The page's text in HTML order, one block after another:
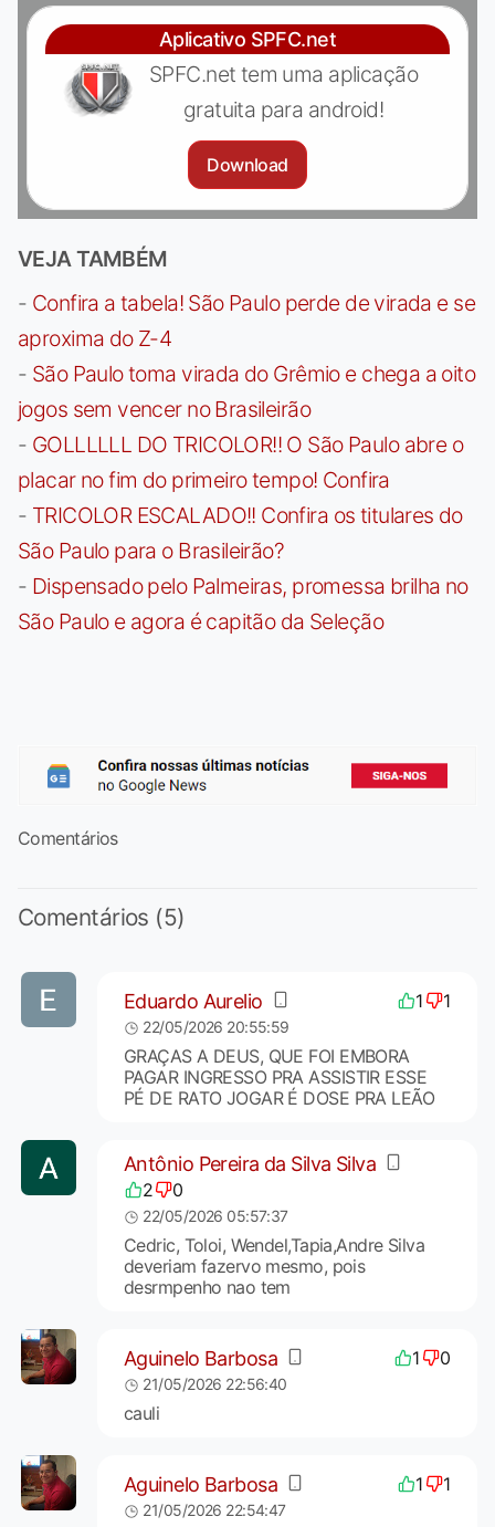
Aplicativo SPFC.net
SPFC.net tem uma aplicação
gratuita para android!
Download
VEJA TAMBÉM
- Confira a tabela! São Paulo perde de virada e se
aproxima do Z-4
- São Paulo toma virada do Grêmio e chega a oito
jogos sem vencer no Brasileirão
- GOLLLLLL DO TRICOLOR!! O São Paulo abre o
placar no fim do primeiro tempo! Confira
- TRICOLOR ESCALADO!! Confira os titulares do
São Paulo para o Brasileirão?
- Dispensado pelo Palmeiras, promessa brilha no
São Paulo e agora é capitão da Seleção
Comentários
Comentários (5)
Eduardo Aurelio 1 1
22/05/2026 20:55:59
GRAÇAS A DEUS, QUE FOI EMBORA
PAGAR INGRESSO PRA ASSISTIR ESSE
PÉ DE RATO JOGAR É DOSE PRA LEÃO
Antônio Pereira da Silva Silva
2 0
22/05/2026 05:57:37
Cedric, Toloi, Wendel,Tapia,Andre Silva
deveriam fazervo mesmo, pois
desrmpenho nao tem
Aguinelo Barbosa 1 0
21/05/2026 22:56:40
cauli
Aguinelo Barbosa 1 1
21/05/2026 22:54:47